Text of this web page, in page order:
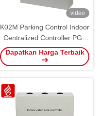
video
K02M Parking Control Indoor
Centralized Controller PGS
Core RS485 CAN Bus
Ultrasonik
Dapatkan Harga Terbaik